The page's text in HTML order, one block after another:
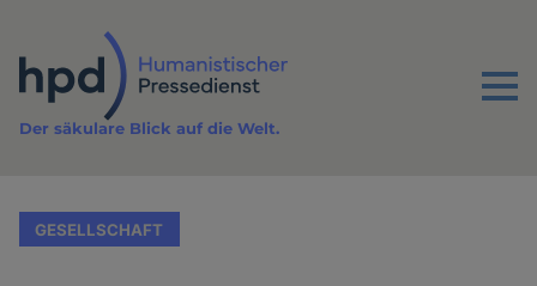
Inhalt
Menu
Der säkulare Blick auf die Welt.
GESELLSCHAFT